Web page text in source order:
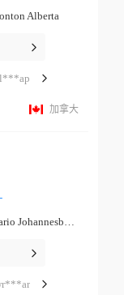
Alberta
加拿大
-
183 Arkansas Avenue Berario Johannesburg Gauteng